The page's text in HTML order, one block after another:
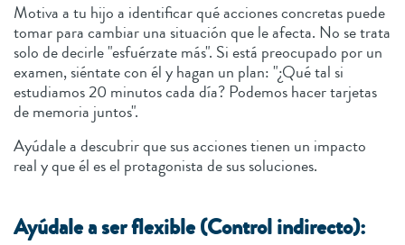
Motiva a tu hijo a identificar qué acciones concretas puede
tomar para cambiar una situación que le afecta. No se trata
solo de decirle "esfuérzate más". Si está preocupado por un
examen, siéntate con él y hagan un plan: "¿Qué tal si
estudiamos 20 minutos cada día? Podemos hacer tarjetas
de memoria juntos".
Ayúdale a descubrir que sus acciones tienen un impacto
real y que él es el protagonista de sus soluciones.
Ayúdale a ser flexible (Control indirecto):